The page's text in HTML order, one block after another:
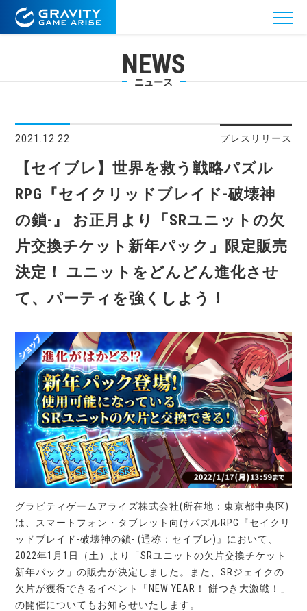
NEWS
ニュース
2021.12.22 プレスリリース
【セイブレ】世界を救う戦略パズル
RPG『セイクリッドブレイド-破壊神
の鎖-』 お正月より「SRユニットの欠
片交換チケット新年パック」限定販売
決定！ ユニットをどんどん進化させ
て、パーティを強くしよう！
グラビティゲームアライズ株式会社(所在地：東京都中央区)
は、スマートフォン・タブレット向けパズルRPG『セイクリ
ッドブレイド-破壊神の鎖- (通称：セイブレ)』において、
2022年1月1日（土）より「SRユニットの欠片交換チケット
新年パック」の販売が決定しました。また、SRジェイクの
欠片が獲得できるイベント「NEW YEAR！ 餅つき大激戦！」
の開催についてもお知らせいたします。